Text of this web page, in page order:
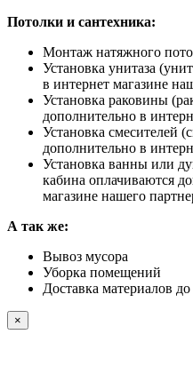
Потолки и сантехника:
Монтаж натяжного
Установка унитаза
в интернет магазине
Установка раковины
дополнительно в
Установка смесителей
дополнительно в
Установка ванны или
кабина оплачиваются
магазине нашего
А так же:
Вывоз мусора
Уборка помещений
Доставка материалов
×